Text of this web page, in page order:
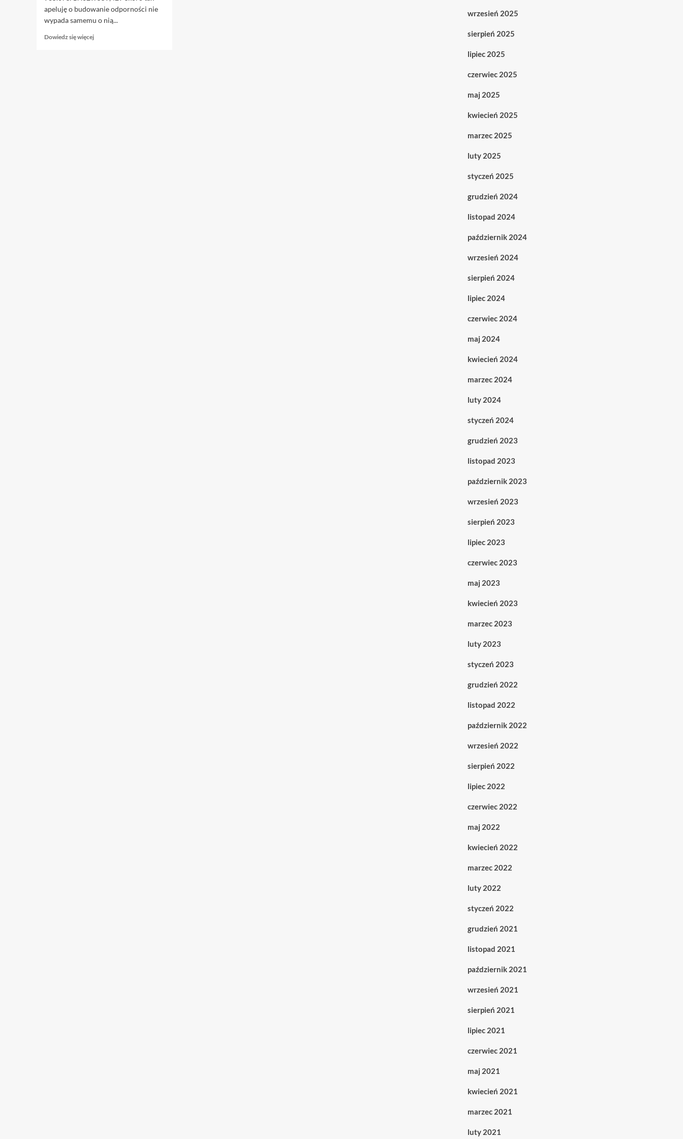
apeluję o budowanie odporności nie
wypada samemu o nią...
Dowiedz się więcejDowiedz
wrzesień 2025
sierpień 2025
lipiec 2025
czerwiec 2025
maj 2025
kwiecień 2025
marzec 2025
luty 2025
styczeń 2025
grudzień 2024
listopad 2024
październik 2024
wrzesień 2024
sierpień 2024
lipiec 2024
czerwiec 2024
maj 2024
kwiecień 2024
marzec 2024
luty 2024
styczeń 2024
grudzień 2023
listopad 2023
październik 2023
wrzesień 2023
sierpień 2023
lipiec 2023
czerwiec 2023
maj 2023
kwiecień 2023
marzec 2023
luty 2023
styczeń 2023
grudzień 2022
listopad 2022
październik 2022
wrzesień 2022
sierpień 2022
lipiec 2022
czerwiec 2022
maj 2022
kwiecień 2022
marzec 2022
luty 2022
styczeń 2022
grudzień 2021
listopad 2021
październik 2021
wrzesień 2021
sierpień 2021
lipiec 2021
czerwiec 2021
maj 2021
kwiecień 2021
marzec 2021
luty 2021